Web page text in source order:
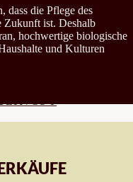
dass die Pflege des
Zukunft ist. Deshalb
hochwertige biologische
und Kulturen